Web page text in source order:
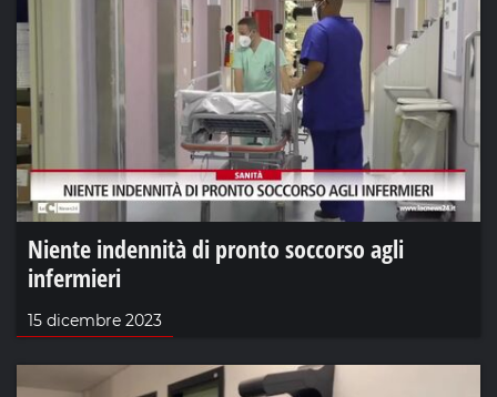
Niente indennità di pronto soccorso agli
infermieri
15 dicembre 2023